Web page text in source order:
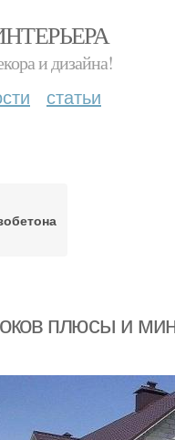
и дизайна!
статьи
плюсы и